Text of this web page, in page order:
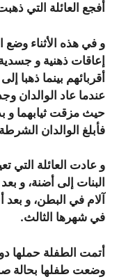
أفجع العائلة التي
و في هذه الأثناء وضع
إعاقات ذهنية و
أقربائهم بينما ذهبا
عندما عاد الوالدان
حيث مزقت ثيابهما و
فأبلغ الوالدان
و عادت العائلة التي
البنات إلى أضنة، و
آلام في البطن، و
في شهرها الثالث.
أتمت الطفلة حملها
وضعت طفلها بحالة